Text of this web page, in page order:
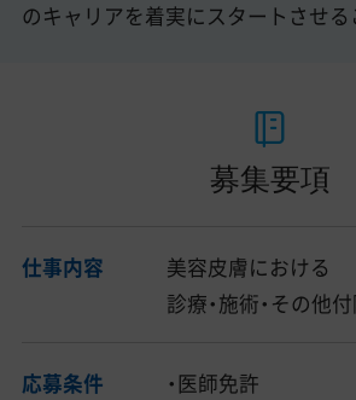
のキャリアを着実にスタートさせる
募集要項
仕事内容
美容皮膚における
診療・施術・その他
応募条件
・医師免許